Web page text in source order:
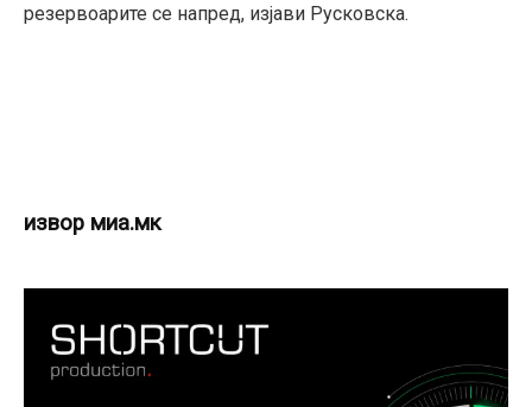
резервоарите се напред, изјави Русковска.
извор миа.мк